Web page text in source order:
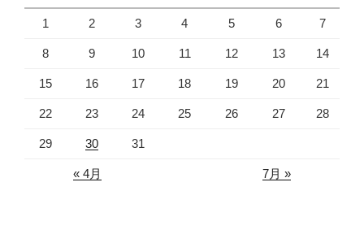
1 2 3 4 5 6 7
8 9 10 11 12 13 14
15 16 17 18 19 20 21
22 23 24 25 26 27 28
29 30 31
« 4月 7月 »